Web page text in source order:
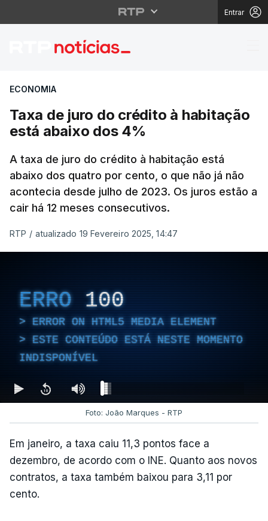
Entrar
Taxa de juro do
ECONOMIA
Taxa de juro do crédito à habitação
está abaixo dos 4%
A taxa de juro do crédito à habitação está
abaixo dos quatro por cento, o que não já não
acontecia desde julho de 2023. Os juros estão a
cair há 12 meses consecutivos.
RTP / atualizado 19 Fevereiro 2025, 14:47
ERRO 100
ERROR ON HTML5 MEDIA ELEMENT
ESTE CONTEÚDO ESTÁ NESTE MOMENTO
INDISPONÍVEL
Foto: João Marques - RTP
Em janeiro, a taxa caiu 11,3 pontos face a
dezembro, de acordo com o INE. Quanto aos novos
contratos, a taxa também baixou para 3,11 por
cento.